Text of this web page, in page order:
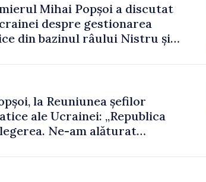
Mihai Popșoi a discutat
despre gestionarea
din bazinul râului Nistru și
la Reuniunea șefilor
ale Ucrainei: „Republica
Ne-am alăturat